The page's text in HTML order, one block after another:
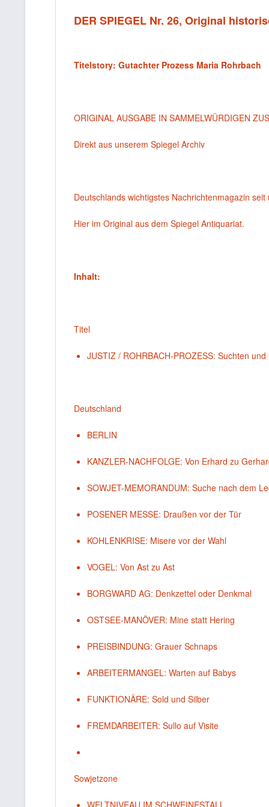
DER SPIEGEL Nr. 26, Original
Titelstory: Gutachter Prozess Maria Rohrbach
ORIGINAL AUSGABE IN SAMMELWÜRDIGEN
Direkt aus unserem Spiegel Archiv
Deutschlands wichtigstes Nachrichtenmagazin
Hier im Original aus dem Spiegel Antiquariat.
Inhalt:
Titel
JUSTIZ / ROHRBACH-PROZESS: Suchten und
Deutschland
BERLIN
KANZLER-NACHFOLGE: Von Erhard zu
SOWJET-MEMORANDUM: Suche nach dem
POSENER MESSE: Draußen vor der Tür
KOHLENKRISE: Misere vor der Wahl
VOGEL: Von Ast zu Ast
BORGWARD AG: Denkzettel oder Denkmal
OSTSEE-MANÖVER: Mine statt Hering
PREISBINDUNG: Grauer Schnaps
ARBEITERMANGEL: Warten auf Babys
FUNKTIONÄRE: Sold und Silber
FREMDARBEITER: Sullo auf Visite
Sowjetzone
WELTNIVEAU IM SCHWEINESTALL